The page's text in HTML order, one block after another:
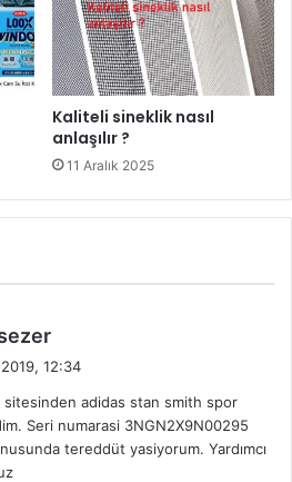
Kaliteli sineklik nasıl
anlaşılır ?
11 Aralık 2025
i
k
i
12:34
adidas stan smith spor
Seri numarasi 3NGN2X9N00295
tereddüt yasiyorum. Yardımcı